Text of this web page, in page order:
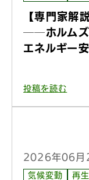
【専門家解
──ホルムズ
エネルギー
投稿を読む
2026年06月
気候変動 再